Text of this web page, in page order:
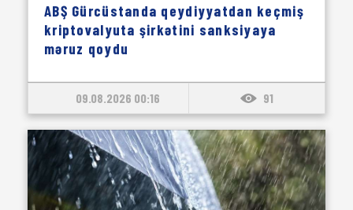
ABŞ Gürcüstanda qeydiyyatdan keçmiş
kriptovalyuta şirkətini sanksiyaya
məruz qoydu
09.08.2026 00:16 91